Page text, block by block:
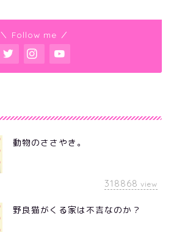
＼ Follow me ／
動物のささやき。
318868 view
野良猫がくる家は不吉なのか？